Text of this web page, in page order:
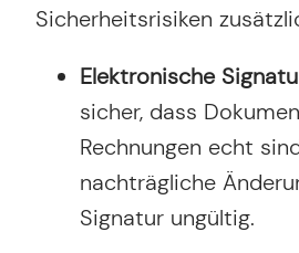
Sicherheitsrisiken
Elektronische
sicher, dass
Rechnungen echt
nachträgliche
Signatur ungültig.